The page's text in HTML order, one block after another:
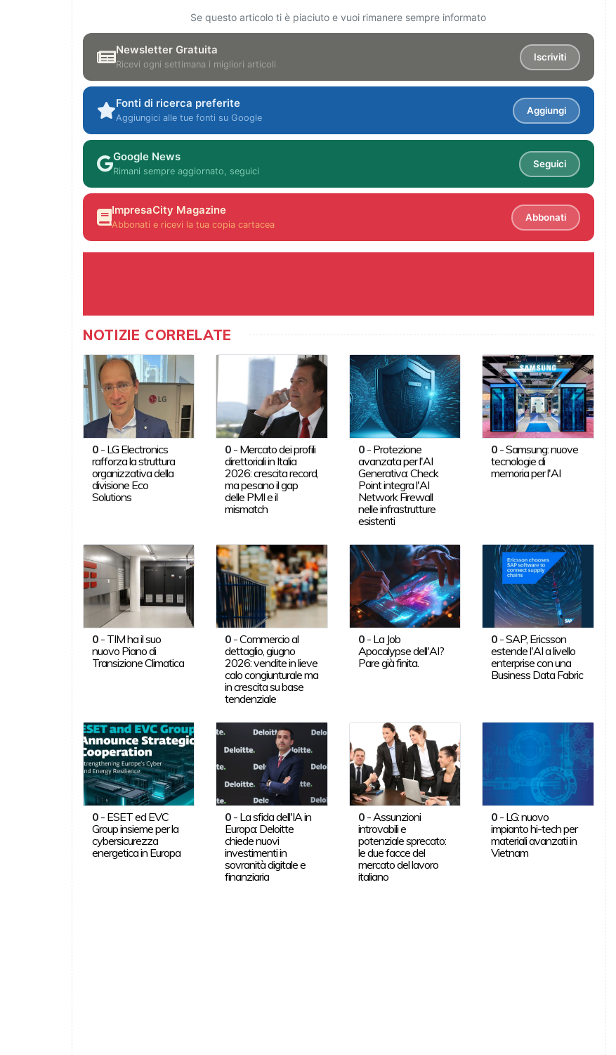
Se questo articolo ti è piaciuto e vuoi rimanere sempre informato
Newsletter Gratuita
Ricevi ogni settimana i migliori articoli
Iscriviti
Fonti di ricerca preferite
Aggiungici alle tue fonti su Google
Aggiungi
Google News
Rimani sempre aggiornato, seguici
Seguici
ImpresaCity Magazine
Abbonati e ricevi la tua copia cartacea
Abbonati
NOTIZIE CORRELATE
0- LG Electronics
rafforza la struttura
organizzativa della
divisione Eco
Solutions
0 - Mercato dei profili
direttoriali in Italia
2026: crescita record,
ma pesano il gap
delle PMI e il
mismatch
0- Protezione
avanzata per l'AI
Generativa: Check
Point integra l'AI
Network Firewall
nelle infrastrutture
esistenti
0 -Samsung: nuove
tecnologie di
memoria per l'AI
0- TIM ha il suo
nuovo Piano di
Transizione Climatica
0 -Commercio al
dettaglio, giugno
2026: vendite in lieve
calo congiunturale ma
in crescita su base
tendenziale
0- La Job
Apocalypse dell'AI?
Pare già finita.
0 -SAP, Ericsson
estende l'AI a livello
enterprise con una
Business Data Fabric
0- ESET ed EVC
Group insieme per la
cybersicurezza
energetica in Europa
0 - La sfida dell'IA in
Europa: Deloitte
chiede nuovi
investimenti in
sovranità digitale e
finanziaria
0- Assunzioni
introvabili e
potenziale sprecato:
le due facce del
mercato del lavoro
italiano
0 - LG: nuovo
impianto hi-tech per
materiali avanzati in
Vietnam